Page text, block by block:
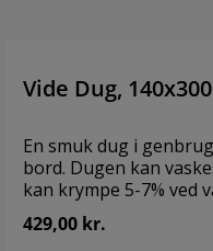
Vide Dug,
En smuk dug i
bord. Dugen kan
kan krympe 5-7% ved vask. Brand: Fondaco
140x300 cm Materiale:
30% genanvendt
429,00 kr.